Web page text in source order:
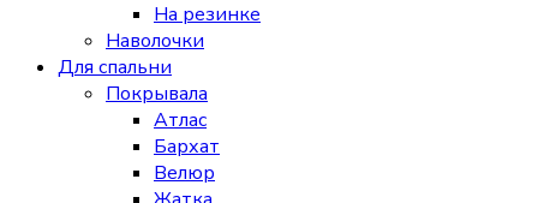
На резинке
Наволочки
Для спальни
Покрывала
Атлас
Бархат
Велюр